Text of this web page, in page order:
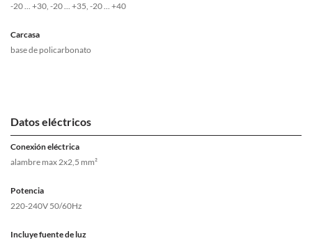
-20 ... +30, -20 ... +35, -20 ... +40
Carcasa
base de policarbonato
Datos eléctricos
Conexión eléctrica
alambre max 2x2,5 mm²
Potencia
220-240V 50/60Hz
Incluye fuente de luz